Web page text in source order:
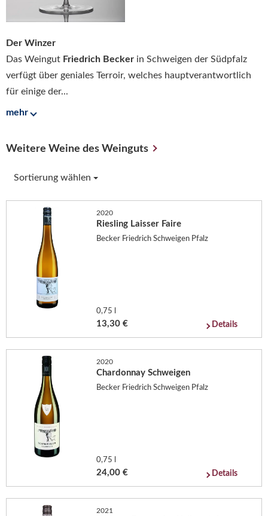
Der Winzer
Das Weingut Friedrich Becker in Schweigen der Südpfalz
verfügt über geniales Terroir, welches hauptverantwortlich
für einige der...
mehr
Weitere Weine des Weinguts
Sortierung wählen
2020
Riesling Laisser Faire
Becker Friedrich Schweigen Pfalz
0,75 l
13,30 € Details
2020
Chardonnay Schweigen
Becker Friedrich Schweigen Pfalz
0,75 l
24,00 € Details
2021